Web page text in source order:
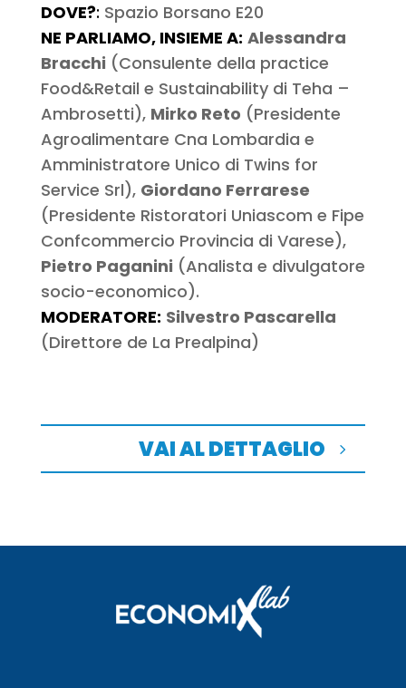
DOVE?: Spazio Borsano E20
NE PARLIAMO, INSIEME A: Alessandra
Bracchi (Consulente della practice
Food&Retail e Sustainability di Teha –
Ambrosetti), Mirko Reto (Presidente
Agroalimentare Cna Lombardia e
Amministratore Unico di Twins for
Service Srl), Giordano Ferrarese
(Presidente Ristoratori Uniascom e Fipe
Confcommercio Provincia di Varese),
Pietro Paganini (Analista e divulgatore
socio-economico).
MODERATORE: Silvestro Pascarella
(Direttore de La Prealpina)
VAI AL DETTAGLIO